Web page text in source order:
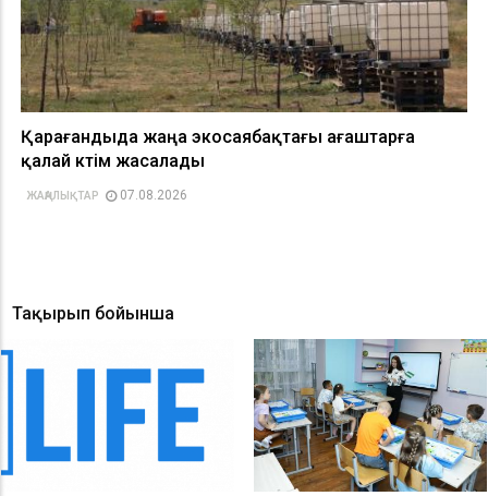
Қарағандыда жаңа экосаябақтағы ағаштарға
қалай күтім жасалады
ЖАҢАЛЫҚТАР 07.08.2026
Тақырып бойынша